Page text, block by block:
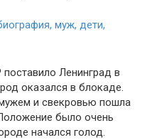
муж, дети,
Ленинград в
оказался в блокаде.
и свекровью пошла
было очень
начался голод.